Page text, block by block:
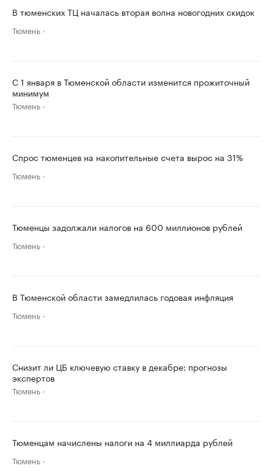
В тюменских ТЦ началась вторая волна новогодних скидок
Тюмень
С 1 января в Тюменской области изменится прожиточный
минимум
Тюмень
Спрос тюменцев на накопительные счета вырос на 31%
Тюмень
Тюменцы задолжали налогов на 600 миллионов рублей
Тюмень
В Тюменской области замедлилась годовая инфляция
Тюмень
Снизит ли ЦБ ключевую ставку в декабре: прогнозы
экспертов
Тюмень
Тюменцам начислены налоги на 4 миллиарда рублей
Тюмень